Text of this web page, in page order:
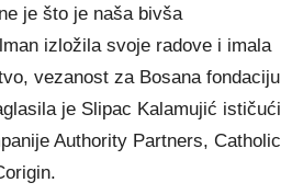
je što je naša bivša
izložila svoje radove i imala
vezanost za Bosana fondaciju
je Slipac Kalamujić ističući
Authority Partners, Catholic